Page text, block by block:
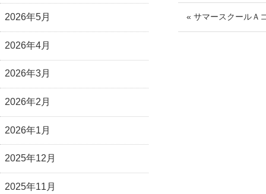
« サマースクール
2026年5月
2026年4月
2026年3月
2026年2月
2026年1月
2025年12月
2025年11月